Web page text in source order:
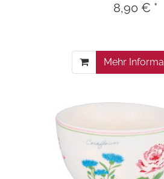
8,90 € *
Mehr